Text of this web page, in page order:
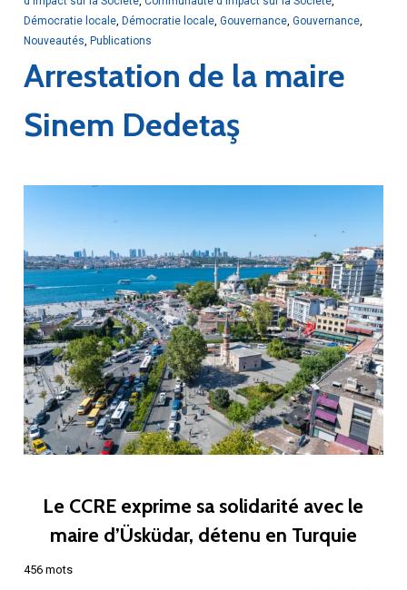
Démocratie locale, Démocratie locale, Gouvernance, Gouvernance,
Nouveautés Publications
Arrestation de la maire
Sinem Dedetaş
Le CCRE exprime sa solidarité avec le
maire d’Üsküdar, détenu en Turquie
456 mots